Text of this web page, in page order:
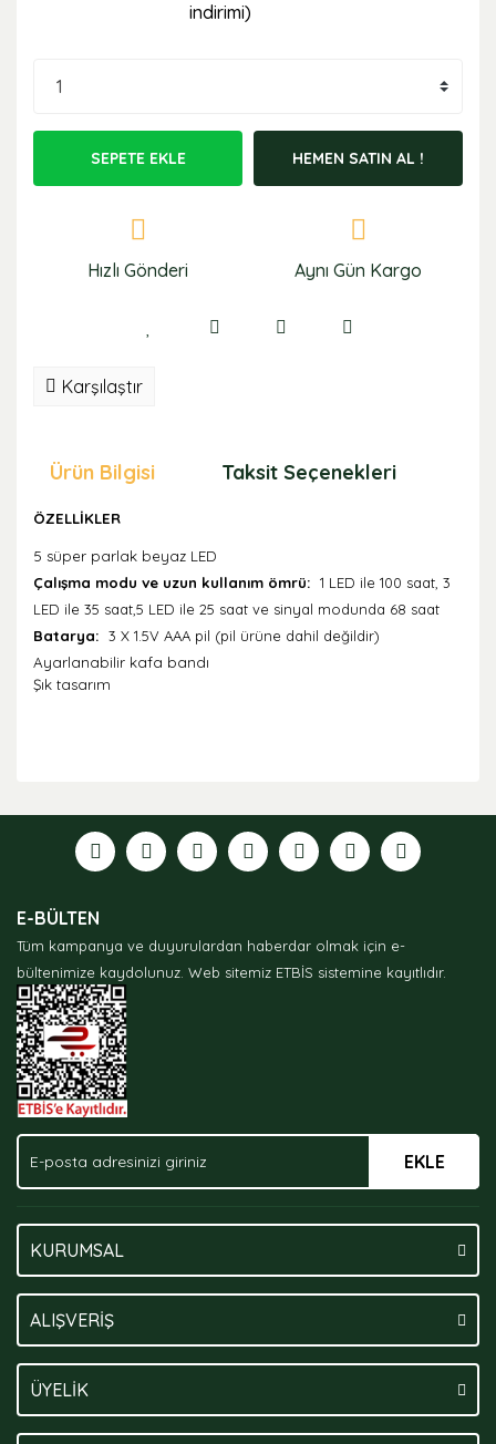
indirimi)
SEPETE EKLE HEMEN SATIN AL !
Hızlı Gönderi Aynı Gün Kargo
Karşılaştır
Ürün Bilgisi Taksit Seçenekleri
ÖZELLİKLER
5 süper parlak beyaz LED
Çalışma modu ve uzun kullanım ömrü: 1 LED ile 100 saat, 3
LED ile 35 saat,5 LED ile 25 saat ve sinyal modunda 68 saat
Batarya: 3 X 1.5V AAA pil (pil ürüne dahil değildir)
Ayarlanabilir kafa bandı
Şık tasarım
formunu kullanarak tarafımıza iletebilirsiniz.
Görüş ve önerileriniz için teşekkür ederiz.
Ürün açıklamasında eksik bilgiler bulunuyor.
Ürün bilgilerinde hatalar bulunuyor.
Ürün fiyatı diğer sitelerden daha pahalı.
Bu ürüne benzer farklı alternatifler olmalı.
E-BÜLTEN
Tüm kampanya ve duyurulardan haberdar olmak için e-
bültenimize kaydolunuz. Web sitemiz ETBİS sistemine kayıtlıdır.
EKLE
KURUMSAL
ALIŞVERİŞ
ÜYELİK